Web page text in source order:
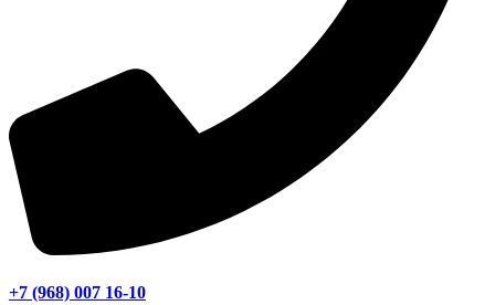
+7 (968) 007 16-10